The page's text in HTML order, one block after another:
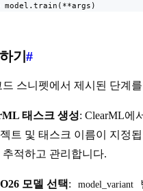
model.train(**args)
기#
드 스니펫에서 제시된 단계
태스크 생성: ClearML에
트 및 태스크 이름이 지정
추적하고 관리합니다.
모델 선택: model_variant